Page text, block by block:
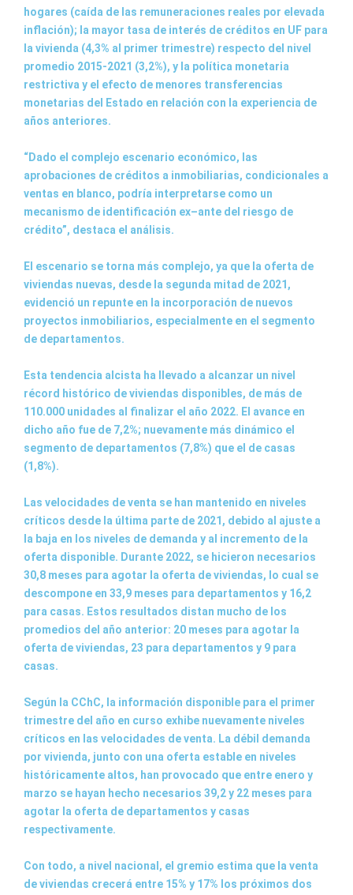
hogares (caída de las remuneraciones reales por elevada
inflación); la mayor tasa de interés de créditos en UF para
la vivienda (4,3% al primer trimestre) respecto del nivel
promedio 2015-2021 (3,2%), y la política monetaria
restrictiva y el efecto de menores transferencias
monetarias del Estado en relación con la experiencia de
años anteriores.
“Dado el complejo escenario económico, las
aprobaciones de créditos a inmobiliarias, condicionales a
ventas en blanco, podría interpretarse como un
mecanismo de identificación ex–ante del riesgo de
crédito”, destaca el análisis.
El escenario se torna más complejo, ya que la oferta de
viviendas nuevas, desde la segunda mitad de 2021,
evidenció un repunte en la incorporación de nuevos
proyectos inmobiliarios, especialmente en el segmento
de departamentos.
Esta tendencia alcista ha llevado a alcanzar un nivel
récord histórico de viviendas disponibles, de más de
110.000 unidades al finalizar el año 2022. El avance en
dicho año fue de 7,2%; nuevamente más dinámico el
segmento de departamentos (7,8%) que el de casas
(1,8%).
Las velocidades de venta se han mantenido en niveles
críticos desde la última parte de 2021, debido al ajuste a
la baja en los niveles de demanda y al incremento de la
oferta disponible. Durante 2022, se hicieron necesarios
30,8 meses para agotar la oferta de viviendas, lo cual se
descompone en 33,9 meses para departamentos y 16,2
para casas. Estos resultados distan mucho de los
promedios del año anterior: 20 meses para agotar la
oferta de viviendas, 23 para departamentos y 9 para
casas.
Según la CChC, la información disponible para el primer
trimestre del año en curso exhibe nuevamente niveles
críticos en las velocidades de venta. La débil demanda
por vivienda, junto con una oferta estable en niveles
históricamente altos, han provocado que entre enero y
marzo se hayan hecho necesarios 39,2 y 22 meses para
agotar la oferta de departamentos y casas
respectivamente.
Con todo, a nivel nacional, el gremio estima que la venta
de viviendas crecerá entre 15% y 17% los próximos dos